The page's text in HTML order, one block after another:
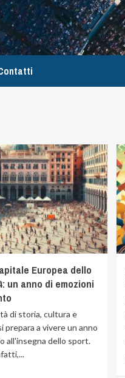
Europea dello
un anno di emozioni
di storia, cultura e
prepara a vivere un anno
all'insegna dello sport.